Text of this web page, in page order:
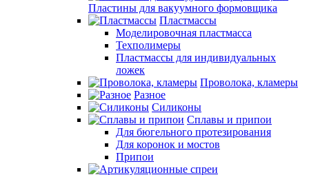
Пластины для вакуумного формовщика
Пластмассы
Моделировочная пластмасса
Техполимеры
Пластмассы для индивидуальных
ложек
Проволока, кламеры
Разное
Силиконы
Сплавы и припои
Для бюгельного протезирования
Для коронок и мостов
Припои